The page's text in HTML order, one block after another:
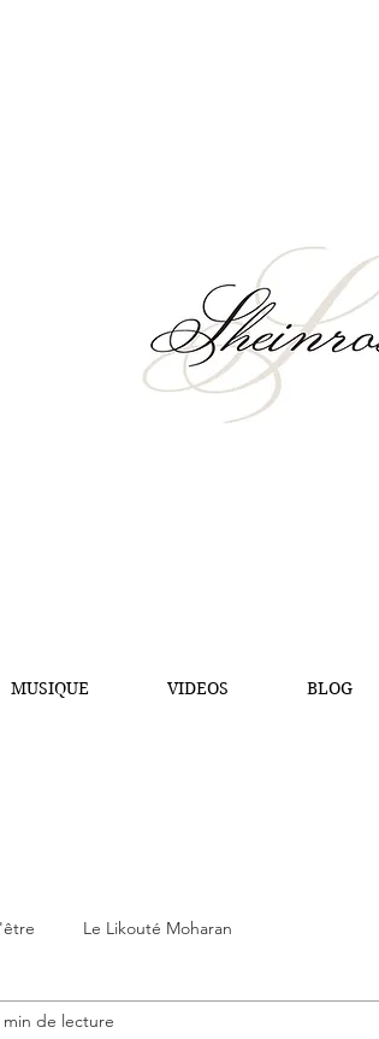
MUSIQUE VIDEOS BLOG
Le Likouté Moharan
mystiques
min de lecture